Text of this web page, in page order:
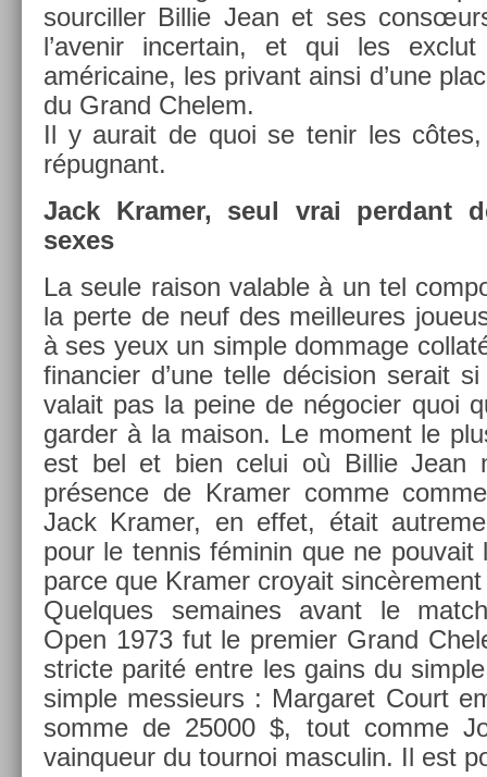
sour­cill­er Bi­llie Jean et ses
l’avenir in­cer­tain, et qui les
américaine, les privant ainsi d’une
du Grand Chelem.
Il y aurait de quoi se tenir les côtes,
répug­nant.
Jack Kram­er, seul vrai per­dant
sexes
La seule raison val­able à un tel
la perte de neuf des meil­leures
à ses yeux un sim­ple dom­mage
fin­an­ci­er d’une telle décis­ion serait
valait pas la peine de négoci­er quoi
gard­er à la maison. Le mo­ment le
est bel et bien celui où Bi­llie Jean
présence de Kram­er comme
Jack Kram­er, en effet, était
pour le ten­nis féminin que ne pouvait
parce que Kram­er croyait sincère­ment
Quel­ques semaines avant le
Open 1973 fut le pre­mi­er Grand
stric­te parité entre les gains du
sim­ple mes­sieurs : Mar­garet Court
somme de 25000 $, tout comme
vain­queur du tour­noi mas­culin. Il est